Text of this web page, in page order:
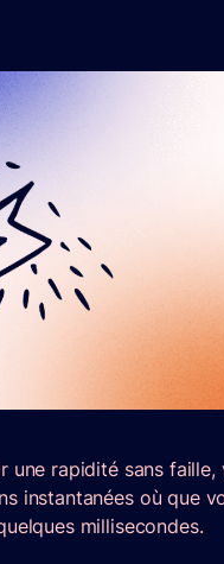
une rapidité sans faille,
instantanées où que
millisecondes.